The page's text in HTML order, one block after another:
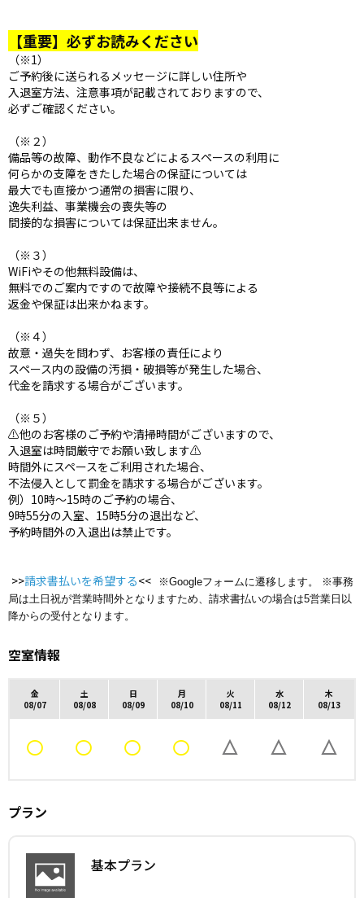
【重要】必ずお読みください
（※1）
ご予約後に送られるメッセージに詳しい住所や
入退室方法、注意事項が記載されておりますので、
必ずご確認ください。
（※２）
備品等の故障、動作不良などによるスペースの利用に
何らかの支障をきたした場合の保証については
最大でも直接かつ通常の損害に限り、
逸失利益、事業機会の喪失等の
間接的な損害については保証出来ません。
（※３）
WiFiやその他無料設備は、
無料でのご案内ですので故障や接続不良等による
返金や保証は出来かねます。
（※４）
故意・過失を問わず、お客様の責任により
スペース内の設備の汚損・破損等が発生した場合、
代金を請求する場合がございます。
（※５）
⚠️他のお客様のご予約や清掃時間がございますので、
入退室は時間厳守でお願い致します⚠️
時間外にスペースをご利用された場合、
不法侵入として罰金を請求する場合がございます。
例）10時〜15時のご予約の場合、
9時55分の入室、15時5分の退出など、
予約時間外の入退出は禁止です。
>>請求書払いを希望する<<
※Googleフォームに遷移します。 ※事務
局は土日祝が営業時間外となりますため、請求書払いの場合は5営業日以
降からの受付となります。
空室情報
金
08/07
土
08/08
日
08/09
月
08/10
火
08/11
水
08/12
木
08/13
プラン
基本プラン